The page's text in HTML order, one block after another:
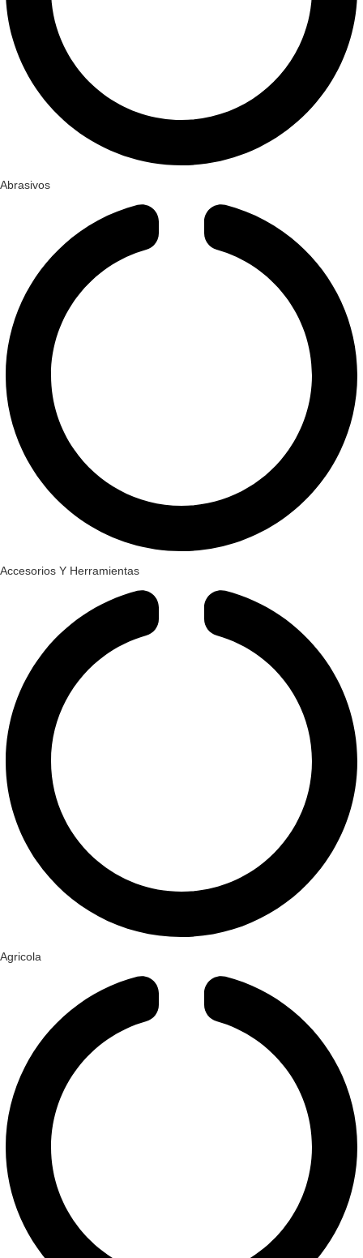
Abrasivos
Accesorios Y Herramientas
Agricola